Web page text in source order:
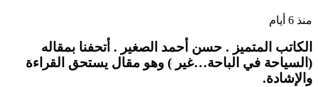
منذ 6 أيام
الكاتب المتميز . حسن أحمد الصغير . أتحفنا بمقاله
(السياحة في الباحة…غير ) وهو مقال يستحق القراءة
والإشادة.